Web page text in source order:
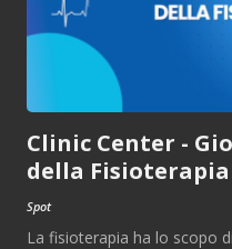
Clinic Center -
della Fisioterapia
Spot
La fisioterapia ha lo scopo